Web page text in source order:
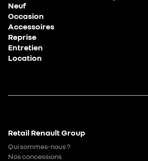
Neuf
Occasion
Accessoires
Reprise
Entretien
Location
Retail Renault Group
Qui sommes-nous ?
Nos concessions